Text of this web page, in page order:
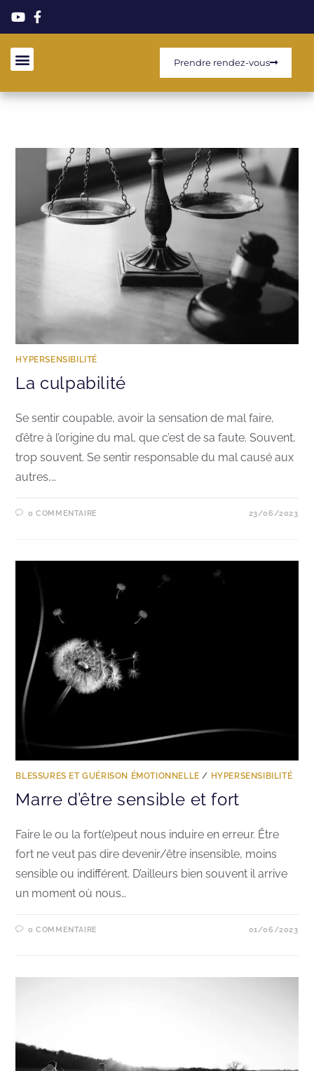
Prendre rendez-vous
HYPERSENSIBILITÉ
La culpabilité
Se sentir coupable, avoir la sensation de mal faire,
d’être à l’origine du mal, que c’est de sa faute. Souvent,
trop souvent. Se sentir responsable du mal causé aux
autres,…
0 COMMENTAIRE 23/06/2023
BLESSURES ET GUÉRISON ÉMOTIONNELLE / HYPERSENSIBILITÉ
Marre d’être sensible et fort
Faire le ou la fort(e)peut nous induire en erreur. Être
fort ne veut pas dire devenir/être insensible, moins
sensible ou indifférent. D’ailleurs bien souvent il arrive
un moment où nous…
0 COMMENTAIRE 01/06/2023